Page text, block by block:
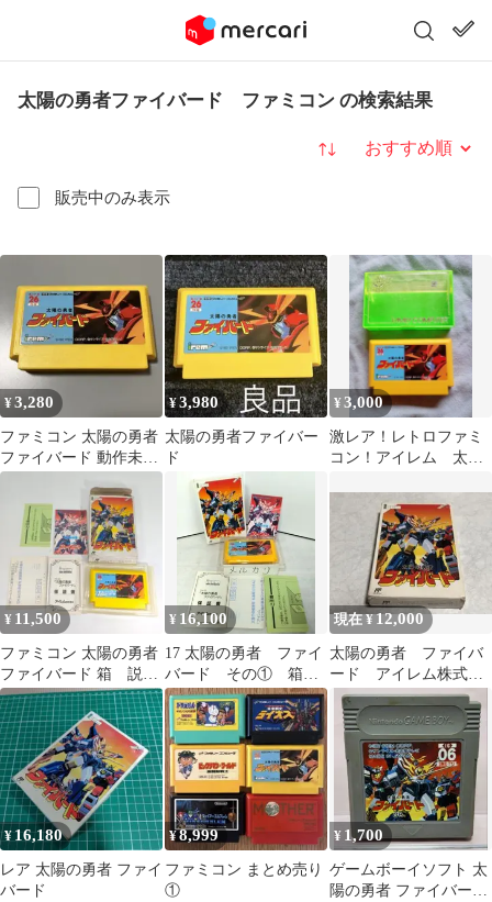
太陽の勇者ファイバード ファミコン の検索結果
販売中のみ表示
並び替え
¥3,280
ファミコン 太陽の勇者
ファイバード 動作未確
認
¥3,980
太陽の勇者ファイバー
ド
¥3,000
激レア！レトロファミ
コン！アイレム 太陽
カセットケース付き
¥ 11,500
ファミコン 太陽の勇者
ファイバード 箱 説明
書付
¥ 16,100
17 太陽の勇者 ファイ
バード その① 箱説
アンケート保証書付
き ファミコン
現在 ¥12,000
太陽の勇者 ファイバ
ード アイレム株式会
社 ファミコン FC レ
ア
¥ 16,180
レア 太陽の勇者 ファイ
バード
¥8,999
ファミコン まとめ売り
①
¥ 1,700
ゲームボーイソフト 太
陽の勇者 ファイバード